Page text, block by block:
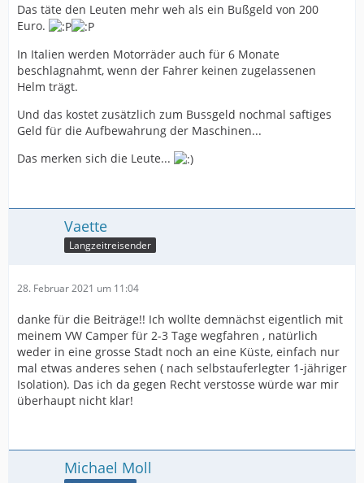
Das täte den Leuten mehr weh als ein Bußgeld von 200
Euro.
In Italien werden Motorräder auch für 6 Monate
beschlagnahmt, wenn der Fahrer keinen zugelassenen
Helm trägt.
Und das kostet zusätzlich zum Bussgeld nochmal saftiges
Geld für die Aufbewahrung der Maschinen...
Das merken sich die Leute...
Vaette
Langzeitreisender
28. Februar 2021 um 11:04
danke für die Beiträge!! Ich wollte demnächst eigentlich mit
meinem VW Camper für 2-3 Tage wegfahren , natürlich
weder in eine grosse Stadt noch an eine Küste, einfach nur
mal etwas anderes sehen ( nach selbstauferlegter 1-jähriger
Isolation). Das ich da gegen Recht verstosse würde war mir
überhaupt nicht klar!
Michael Moll